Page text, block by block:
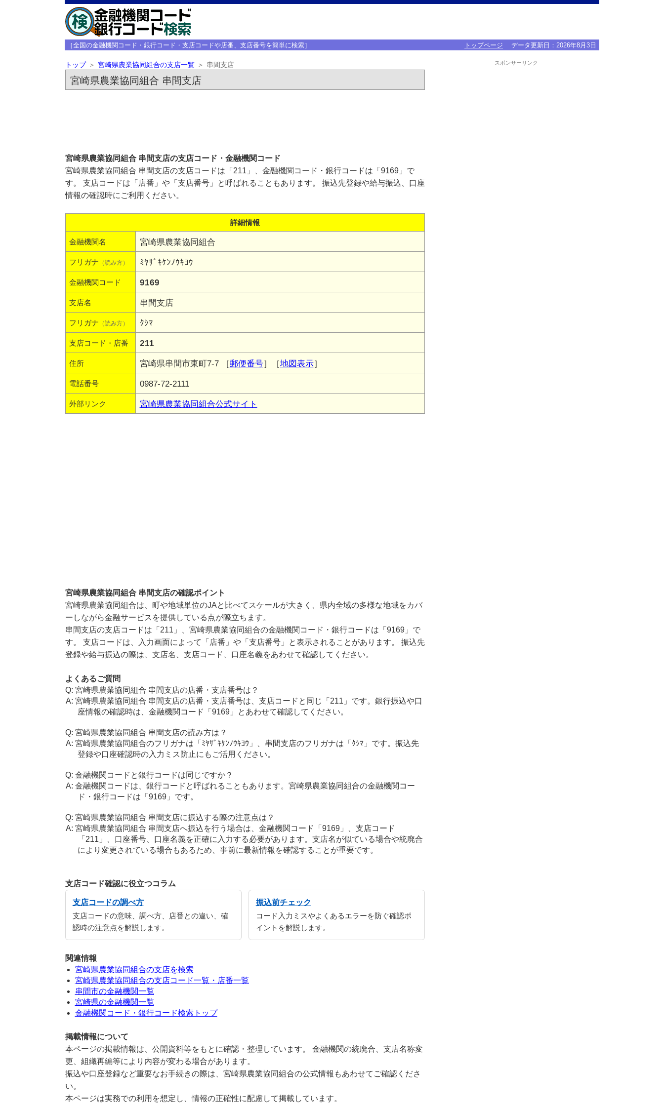
［全国の金融機関コード・銀行コード・支店コードや店番、支店番号を簡単に検索］ トップページ データ更新日： 2026年8月3日
トップ 宮崎県農業協同組合の支店一覧 串間支店
宮崎県農業協同組合 串間支店
宮崎県農業協同組合 串間支店の支店コード・金融機関コード
宮崎県農業協同組合 串間支店の支店コードは「211」、金融機関コード・銀行コードは「9169」で
す。 支店コードは「店番」や「支店番号」と呼ばれることもあります。 振込先登録や給与振込、口座
情報の確認時にご利用ください。
詳細情報
金融機関名 宮崎県農業協同組合
フリガナ （読み方） ﾐﾔｻﾞｷｹﾝﾉｳｷﾖｳ
金融機関コード 9169
支店名 串間支店
フリガナ （読み方） ｸｼﾏ
支店コード・店番 211
住所 宮崎県串間市東町7-7 ［郵便番号］［地図表示］
電話番号 0987-72-2111
外部リンク 宮崎県農業協同組合公式サイト
宮崎県農業協同組合 串間支店の確認ポイント
宮崎県農業協同組合は、町や地域単位のJAと比べてスケールが大きく、県内全域の多様な地域をカバ
ーしながら金融サービスを提供している点が際立ちます。
串間支店の支店コードは「211」、宮崎県農業協同組合の金融機関コード・銀行コードは「9169」で
す。 支店コードは、入力画面によって「店番」や「支店番号」と表示されることがあります。 振込先
登録や給与振込の際は、支店名、支店コード、口座名義をあわせて確認してください。
よくあるご質問
宮崎県農業協同組合 串間支店の店番・支店番号は？
宮崎県農業協同組合 串間支店の店番・支店番号は、支店コードと同じ「211」です。銀行振込や口
座情報の確認時は、金融機関コード「9169」とあわせて確認してください。
宮崎県農業協同組合 串間支店の読み方は？
宮崎県農業協同組合のフリガナは「ﾐﾔｻﾞｷｹﾝﾉｳｷﾖｳ」、串間支店のフリガナは「ｸｼﾏ」です。振込先
登録や口座確認時の入力ミス防止にもご活用ください。
金融機関コードと銀行コードは同じですか？
金融機関コードは、銀行コードと呼ばれることもあります。宮崎県農業協同組合の金融機関コー
ド・銀行コードは「9169」です。
宮崎県農業協同組合 串間支店に振込する際の注意点は？
宮崎県農業協同組合 串間支店へ振込を行う場合は、金融機関コード「9169」、支店コード
「211」、口座番号、口座名義を正確に入力する必要があります。支店名が似ている場合や統廃合
により変更されている場合もあるため、事前に最新情報を確認することが重要です。
支店コード確認に役立つコラム
支店コードの調べ方
支店コードの意味、調べ方、店番との違い、確
認時の注意点を解説します。
振込前チェック
コード入力ミスやよくあるエラーを防ぐ確認ポ
イントを解説します。
関連情報
宮崎県農業協同組合の支店を検索
宮崎県農業協同組合の支店コード一覧・店番一覧
串間市の金融機関一覧
宮崎県の金融機関一覧
金融機関コード・銀行コード検索トップ
掲載情報について
本ページの掲載情報は、公開資料等をもとに確認・整理しています。 金融機関の統廃合、支店名称変
更、組織再編等により内容が変わる場合があります。
振込や口座登録など重要なお手続きの際は、宮崎県農業協同組合の公式情報もあわせてご確認くださ
い。
本ページは実務での利用を想定し、情報の正確性に配慮して掲載しています。
スポンサーリンク